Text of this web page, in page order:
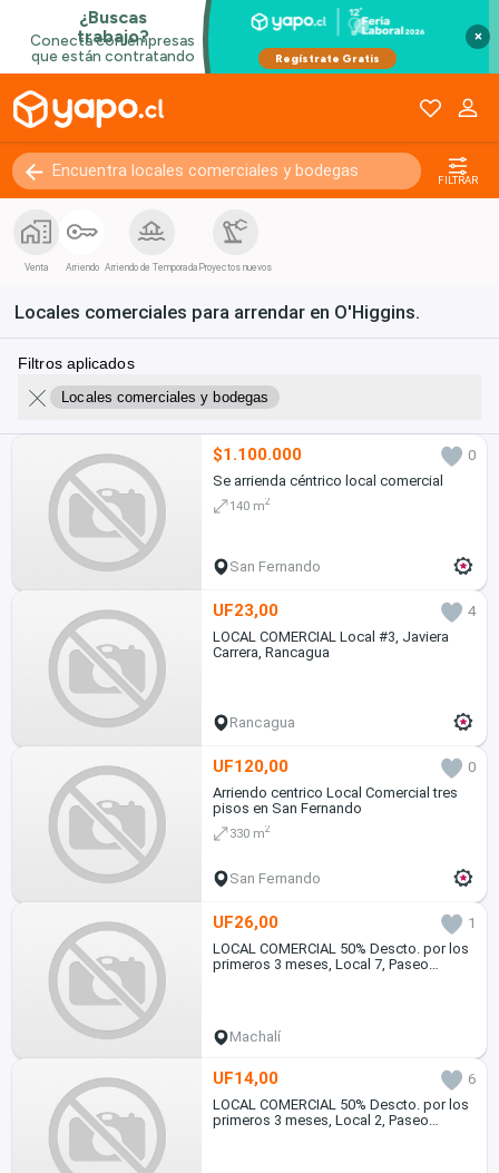
×
FILTRAR
Venta Arriendo Arriendo de Temporada Proyectos nuevos
Locales comerciales para arrendar en O'Higgins.
Filtros aplicados
Locales comerciales y bodegas
$1.100.000
0
Se arrienda céntrico local comercial
140 m2
San Fernando
UF23,00
4
LOCAL COMERCIAL Local #3, Javiera
Carrera, Rancagua
Rancagua
UF120,00
0
Arriendo centrico Local Comercial tres
pisos en San Fernando
330 m2
San Fernando
UF26,00
1
LOCAL COMERCIAL 50% Descto. por los
primeros 3 meses, Local 7, Paseo
Machalí
UF14,00
6
LOCAL COMERCIAL 50% Descto. por los
primeros 3 meses, Local 2, Paseo